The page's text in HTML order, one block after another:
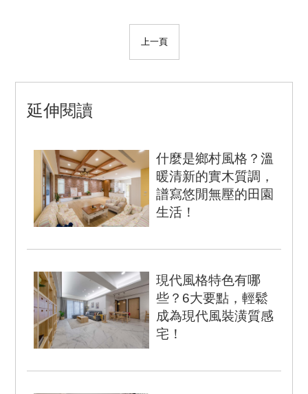
上一頁
延伸閱讀
什麼是鄉村風格？溫
暖清新的實木質調，
譜寫悠閒無壓的田園
生活！
堆疊，簡潔明朗的氛...
現代風格特色有哪
些？6大要點，輕鬆
成為現代風裝潢質感
宅！